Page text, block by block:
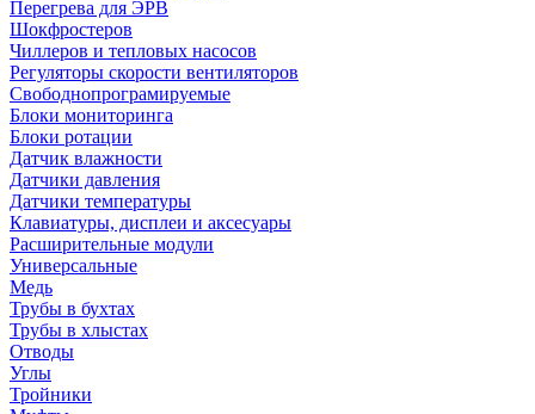
Перегрева для ЭРВ
Шокфростеров
Чиллеров и тепловых насосов
Регуляторы скорости вентиляторов
Свободнопрограмируемые
Блоки мониторинга
Блоки ротации
Датчик влажности
Датчики давления
Датчики температуры
Клавиатуры, дисплеи и аксесуары
Расширительные модули
Универсальные
Медь
Трубы в бухтах
Трубы в хлыстах
Отводы
Углы
Тройники